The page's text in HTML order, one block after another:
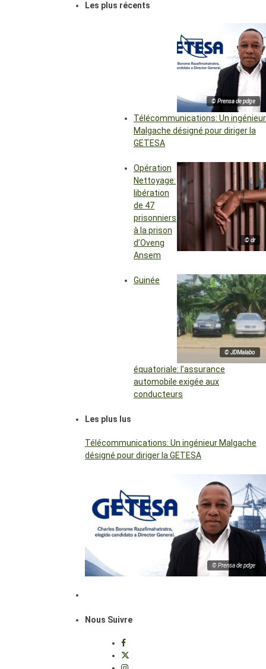
Les plus récents
© Prensa de pdge
Télécommunications: Un ingénieur
Malgache désigné pour diriger la
GETESA
© dr
Opération
Nettoyage:
libération
de 47
prisonniers
à la prison
d’Oveng
Ansem
© JDMalabo
Guinée
équatoriale: l’assurance
automobile exigée aux
conducteurs
Les plus lus
Télécommunications: Un ingénieur Malgache
désigné pour diriger la GETESA
© Prensa de pdge
Nous Suivre